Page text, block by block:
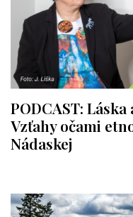
PODCAST:
Vzťahy očami
Nádaskej